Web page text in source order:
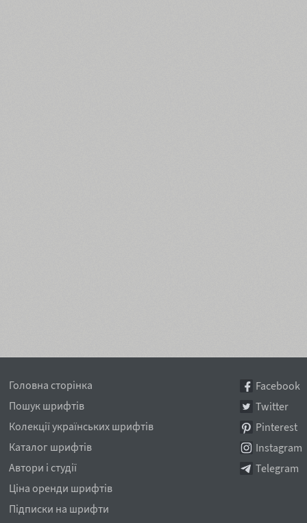
Головна сторінка
Пошук шрифтів
Колекції українських шрифтів
Каталог шрифтів
Автори і студії
Ціна оренди шрифтів
Підписки на шрифти
Facebook
Twitter
Pinterest
Instagram
Telegram